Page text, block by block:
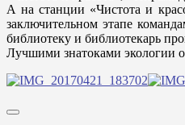
А на станции «Чистота и
заключительном этапе
библиотеку и библиотекарь
Лучшими знатоками экологии